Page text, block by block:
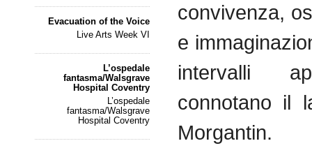
Evacuation of the Voice
Live Arts Week VI
L’ospedale
fantasma/Walsgrave
Hospital Coventry
L’ospedale
fantasma/Walsgrave
Hospital Coventry
convivenza,
e
intervalli
connotano il
Morgantin.